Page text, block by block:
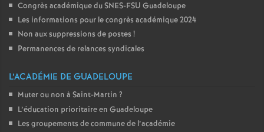
Congrès académique du SNES-FSU Guadeloupe
Les informations pour le congrès académique 2024
Non aux suppressions de postes !
Permanences de relances syndicales
L’ACADÉMIE DE GUADELOUPE
Muter ou non à Saint-Martin ?
L’éducation prioritaire en Guadeloupe
Les groupements de commune de l’académie